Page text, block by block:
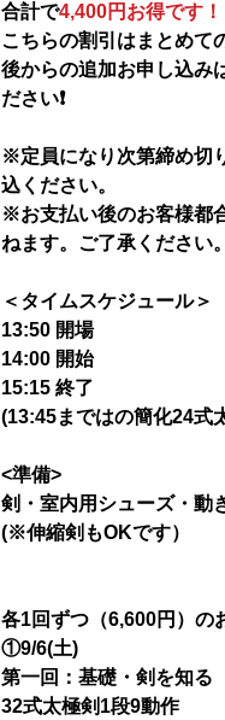
合計で4,400円お得です！
こちらの割引はまとめて
後からの追加お申し込み
ださい❗️
※定員になり次第締め切
込ください。
※お支払い後のお客様都
ねます。ご了承ください。
＜タイムスケジュール＞
13:50 開場
14:00 開始
15:15 終了
(13:45まではの簡化24式
<準備>
剣・室内用シューズ・動
(※伸縮剣もOKです）
各1回ずつ（6,600円）の
①9/6(土)
第一回：基礎・剣を知る
32式太極剣1段9動作